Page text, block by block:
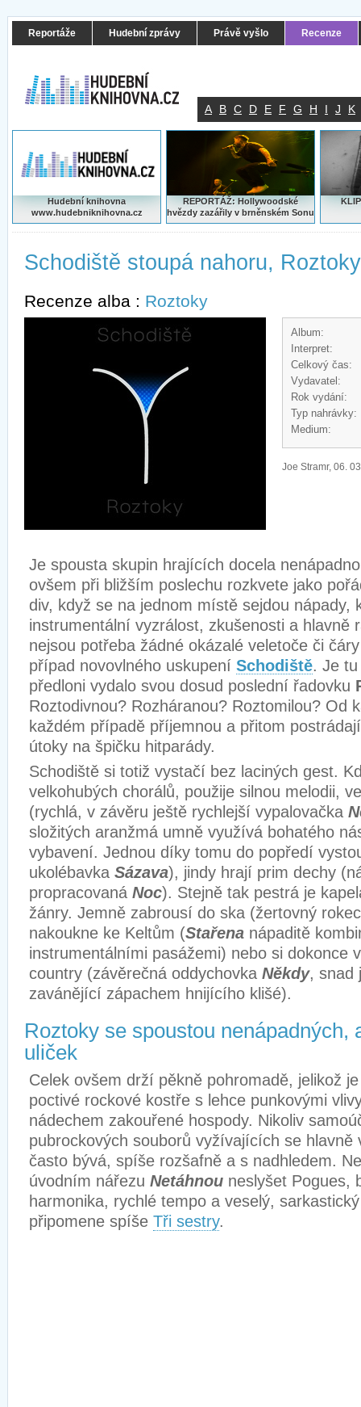
Reportáže Hudební zprávy Právě vyšlo Recenze
A B C D E F G H I J K
Hudební knihovna
www.hudebniknihovna.cz
REPORTÁŽ: Hollywoodské
hvězdy zazářily v brněnském Sonu
Schodiště stoupá nahoru,
Recenze alba : Roztoky
Album:
Interpret:
Celkový čas:
Vydavatel:
Rok vydání:
Typ nahrávky:
Medium:
Joe Stramr, 06.
Je spousta skupin hrajících docela
ovšem při bližším poslechu rozkvete jako
div, když se na jednom místě sejdou nápady,
instrumentální vyzrálost, zkušenosti a hlavně
nejsou potřeba žádné okázalé veletoče či
případ novovlného uskupení Schodiště. Je
předloni vydalo svou dosud poslední řadovku
Roztodivnou? Rozháranou? Roztomilou? Od
každém případě příjemnou a přitom
útoky na špičku hitparády.
Schodiště si totiž vystačí bez laciných gest.
velkohubých chorálů, použije silnou melodii,
(rychlá, v závěru ještě rychlejší vypalovačka
složitých aranžmá umně využívá bohatého
vybavení. Jednou díky tomu do popředí
ukolébavka Sázava), jindy hrají prim dechy
propracovaná Noc). Stejně tak pestrá je
žánry. Jemně zabrousí do ska (žertovný
nakoukne ke Keltům (Stařena nápaditě
instrumentálními pasážemi) nebo si dokonce
country (závěrečná oddychovka Někdy, snad
zavánějící zápachem hnijícího klišé).
Roztoky se spoustou nenápadných,
uliček
Celek ovšem drží pěkně pohromadě, jelikož
poctivé rockové kostře s lehce punkovými
nádechem zakouřené hospody. Nikoliv
pubrockových souborů vyžívajících se hlavně
často bývá, spíše rozšafně a s nadhledem.
úvodním nářezu Netáhnou neslyšet Pogues,
harmonika, rychlé tempo a veselý,
připomene spíše Tři sestry.